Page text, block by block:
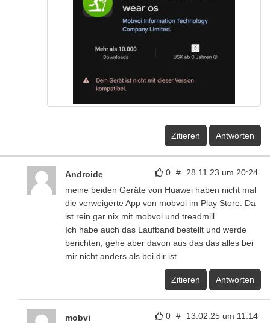
Zitieren Antworten
0 # 28.11.23 um 20:24
Androide
meine beiden Geräte von Huawei haben nicht mal
die verweigerte App von mobvoi im Play Store. Da
ist rein gar nix mit mobvoi und treadmill.
Ich habe auch das Laufband bestellt und werde
berichten, gehe aber davon aus das das alles bei
mir nicht anders als bei dir ist.
Zitieren Antworten
0 # 13.02.25 um 11:14
mobvi